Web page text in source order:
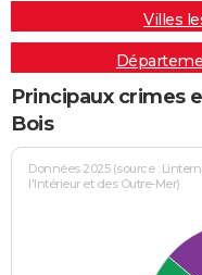
Villes
Principaux crimes
Bois
Données 2025 (source :
l'Intérieur et des Outre-Mer)